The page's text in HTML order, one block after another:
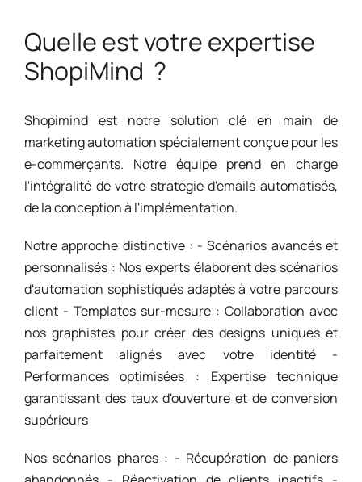
Quelle est votre expertise
ShopiMind ?
Shopimind est notre solution clé en main de
marketing automation spécialement conçue pour les
e-commerçants. Notre équipe prend en charge
l'intégralité de votre stratégie d'emails automatisés,
de la conception à l'implémentation.
Notre approche distinctive : - Scénarios avancés et
personnalisés : Nos experts élaborent des scénarios
d'automation sophistiqués adaptés à votre parcours
client - Templates sur-mesure : Collaboration avec
nos graphistes pour créer des designs uniques et
parfaitement alignés avec votre identité -
Performances optimisées : Expertise technique
garantissant des taux d'ouverture et de conversion
supérieurs
Nos scénarios phares : - Récupération de paniers